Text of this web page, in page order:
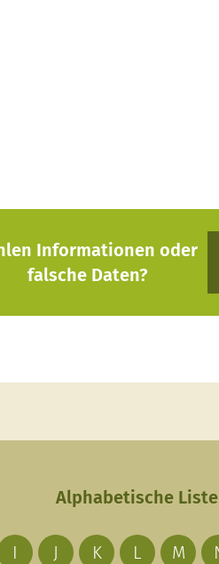
Informationen oder
falsche Daten?
Alphabetische
I J K L M